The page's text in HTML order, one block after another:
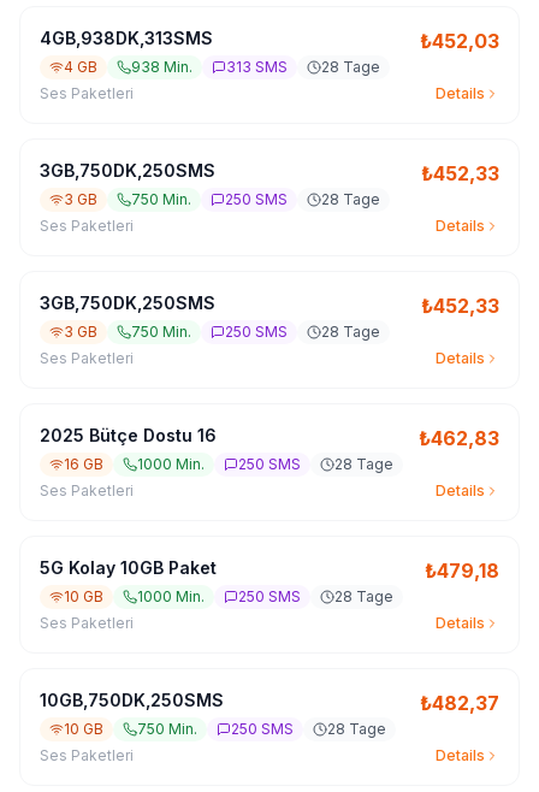
4GB,938DK,313SMS ₺452,03
4 GB 938 Min. 313 SMS
28 Tage
Ses Paketleri
Details
3GB,750DK,250SMS ₺452,33
3 GB 750 Min. 250 SMS
28 Tage
Ses Paketleri
Details
3GB,750DK,250SMS ₺452,33
3 GB 750 Min. 250 SMS
28 Tage
Ses Paketleri
Details
2025 Bütçe Dostu 16 ₺462,83
16 GB 1000 Min. 250 SMS
28 Tage
Ses Paketleri
Details
5G Kolay 10GB Paket ₺479,18
10 GB 1000 Min. 250 SMS
28 Tage
Ses Paketleri
Details
10GB,750DK,250SMS ₺482,37
10 GB 750 Min. 250 SMS
28 Tage
Ses Paketleri
Details